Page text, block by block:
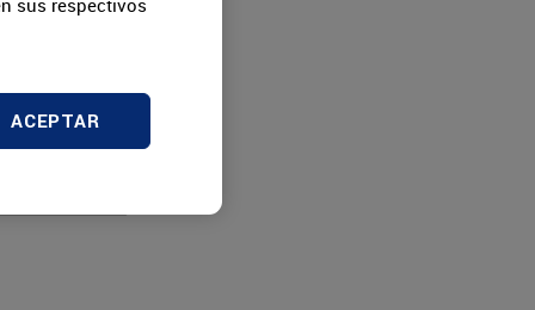
sus respectivos
ACEPTAR